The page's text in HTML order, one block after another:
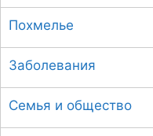
Похмелье
Заболевания
Семья и общество